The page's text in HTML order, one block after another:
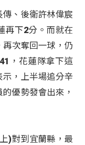
、後衛許林偉宸
再下2分。而就在
次奪回一球，仍
，花蓮隊拿下這
，上半場追分辛
優勢發會出來，
)對到宜蘭縣，最